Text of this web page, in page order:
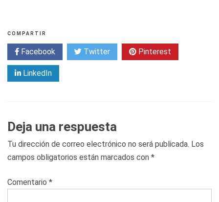
COMPARTIR
Facebook Twitter Pinterest
LinkedIn
Deja una respuesta
Tu dirección de correo electrónico no será publicada. Los
campos obligatorios están marcados con *
Comentario *